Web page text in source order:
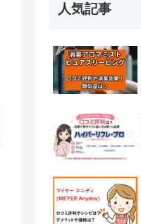
人気記事